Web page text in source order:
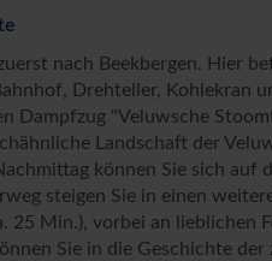
nach Beekbergen. Hier
Drehteller, Kohlekran
Dampfzug "Veluwsche
Landschaft der
können Sie sich auf
steigen Sie in einen
25 Min.), vorbei an lieblichen
Sie in die Geschichte